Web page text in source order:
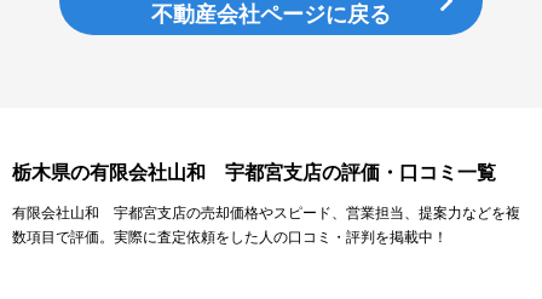
不動産会社ページに戻る
栃木県の有限会社山和 宇都宮支店の評価・口コミ一覧
有限会社山和 宇都宮支店の売却価格やスピード、営業担当、提案力などを複
数項目で評価。実際に査定依頼をした人の口コミ・評判を掲載中！